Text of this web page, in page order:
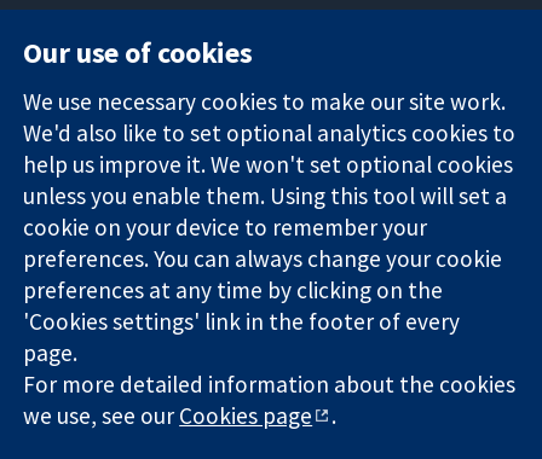
Trusted
evidence.
Informed
decisions.
Better health.
Square
London
W1G 0AN
ஐக்கிய
இராச்சியம்
News
Press office
About us
Jobs
Cochrane
Library
The Cochrane Collaboration is a charity (no. 1045921) and a
company limited by guarantee (no. 03044323) registered in
England & Wales. VAT registration number GB 718 2127 49.
Copyright © 2026 The Cochrane Collaboration
Our use of cookies
We use necessary cookies to make our site work.
We'd also like to set optional analytics cookies to
help us improve it. We won't set optional cookies
unless you enable them. Using this tool will set a
cookie on your device to remember your
preferences. You can always change your cookie
preferences at any time by clicking on the
'Cookies settings' link in the footer of every
page.
For more detailed information about the cookies
we use, see ourCookies page .